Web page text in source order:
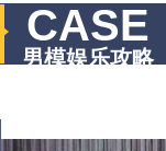
CASE
男模娱乐攻略